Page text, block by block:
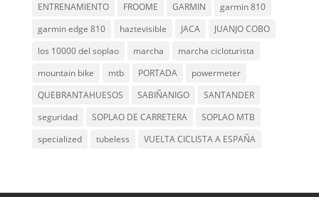
ENTRENAMIENTO
FROOME GARMIN
garmin 810
garmin edge 810
haztevisible JACA
JUANJO COBO
los 10000 del soplao
marcha
marcha cicloturista
mountain bike
mtb PORTADA
powermeter
QUEBRANTAHUESOS
SABIÑANIGO
SANTANDER
seguridad
SOPLAO DE CARRETERA
SOPLAO MTB
specialized
tubeless VUELTA CICLISTA A ESPAÑA